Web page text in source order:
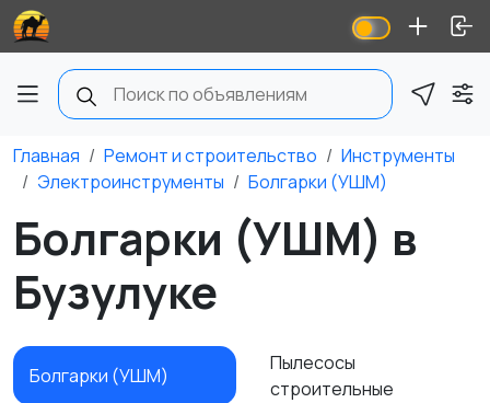
Главная Ремонт и строительство
Инструменты
Электроинструменты
Болгарки (УШМ)
Болгарки (УШМ) в
Бузулуке
Болгарки (УШМ)
Пылесосы
строительные